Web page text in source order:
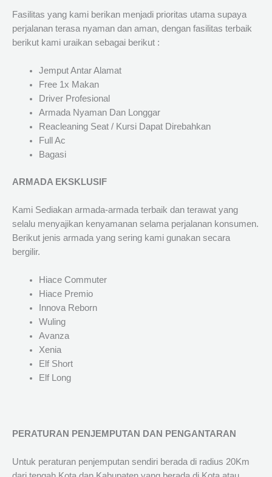
Fasilitas yang kami berikan menjadi prioritas utama supaya
perjalanan terasa nyaman dan aman, dengan fasilitas terbaik
berikut kami uraikan sebagai berikut :
Jemput Antar Alamat
Free 1x Makan
Driver Profesional
Armada Nyaman Dan Longgar
Reacleaning Seat / Kursi Dapat Direbahkan
Full Ac
Bagasi
ARMADA EKSKLUSIF
Kami Sediakan armada-armada terbaik dan terawat yang
selalu menyajikan kenyamanan selama perjalanan konsumen.
Berikut jenis armada yang sering kami gunakan secara
bergilir.
Hiace Commuter
Hiace Premio
Innova Reborn
Wuling
Avanza
Xenia
Elf Short
Elf Long
PERATURAN PENJEMPUTAN DAN PENGANTARAN
Untuk peraturan penjemputan sendiri berada di radius 20Km